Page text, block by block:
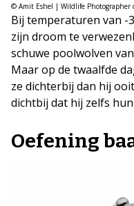
© Amit Eshel | Wildlife Photographer
Bij temperaturen van -
zijn droom te
schuwe poolwolven
Maar op de twaalfde
ze dichterbij dan hij
dichtbij dat hij zelfs
Oefening